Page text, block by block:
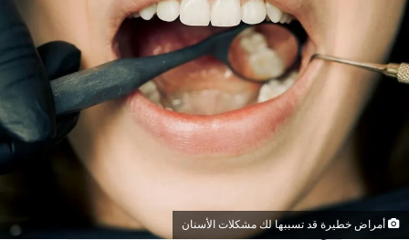
أمراض خطيرة قد تسببها لك مشكلات الأسنان